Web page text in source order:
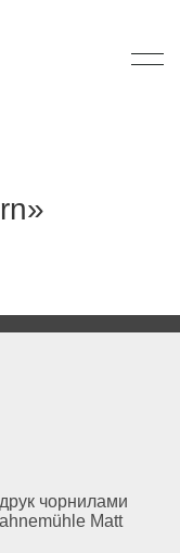
чорнилами
Matt